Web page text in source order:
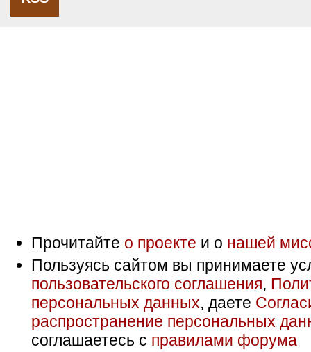
Прочитайте о проекте и о нашей
Пользуясь сайтом вы принимаете
пользовательского соглашения,
персональных данных, даете
распространение персональных
соглашаетесь с правилами форума